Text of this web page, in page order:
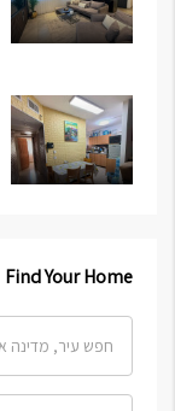
Find Your Home